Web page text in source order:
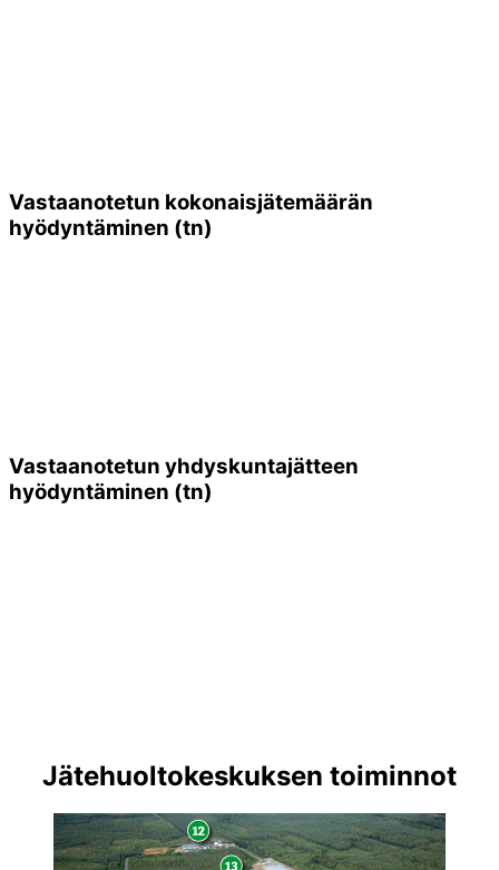
Vastaanotetun kokonaisjätemäärän
hyödyntäminen (tn)
Vastaanotetun yhdyskuntajätteen
hyödyntäminen (tn)
Jätehuoltokeskuksen toiminnot